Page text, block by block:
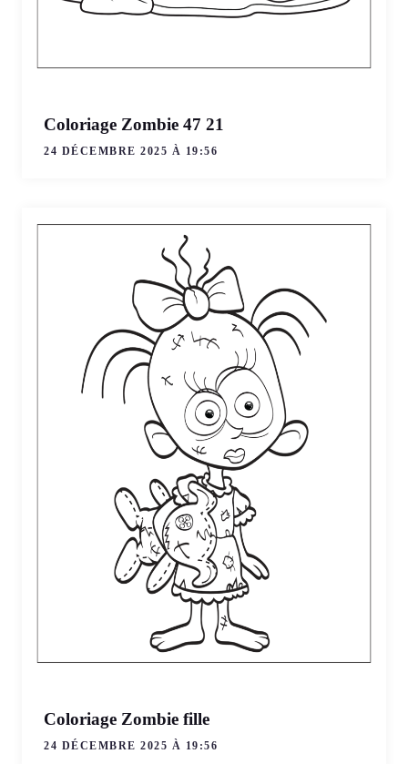
Coloriage Zombie 47 21
24 DÉCEMBRE 2025 À 19:56
Coloriage Zombie fille
24 DÉCEMBRE 2025 À 19:56